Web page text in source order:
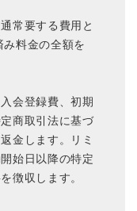
常要する費用と
料金の全額を
会登録費、初期
商取引法に基づ
金します。リミ
始日以降の特定
徴収します。